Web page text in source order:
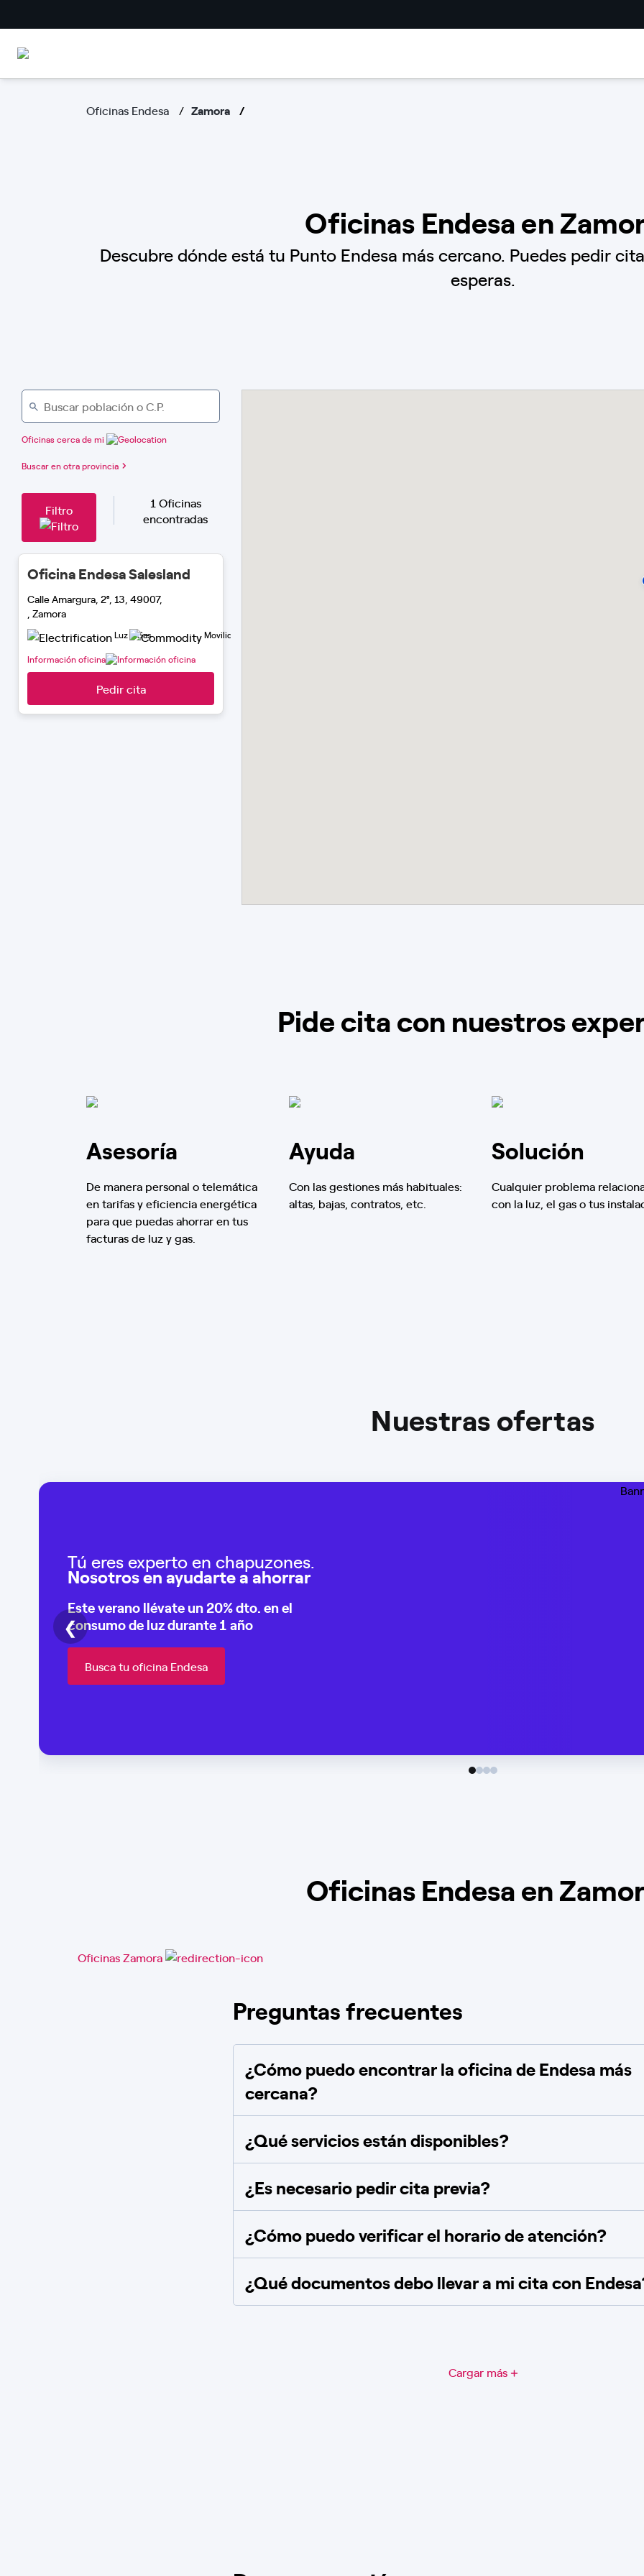
Oficinas Endesa Zamora
Oficinas Endesa en
Descubre dónde está tu Punto Endesa más cercano. Puedes pedir
esperas.
Oficinas cerca de mi
Buscar en otra provincia
Filtro
1 Oficinas
encontradas
Oficina Endesa Salesland
Calle Amargura, 2ª, 13, 49007,
, Zamora
Luz y Gas Movilidad Eléctrica
Información oficina
Pedir cita
Pide cita con nuestros
Asesoría
De manera personal o telemática
en tarifas y eficiencia energética
para que puedas ahorrar en tus
facturas de luz y gas.
Ayuda
Con las gestiones más habituales:
altas, bajas, contratos, etc.
Solución
Cualquier problema
con la luz, el gas o tus
Nuestras ofertas
Tú eres experto en chapuzones.
Nosotros en ayudarte a ahorrar
Este verano llévate un20% dto. en el
consumo deluz durante 1 año
Busca tu oficina Endesa
❮
Oficinas Endesa en
Oficinas Zamora
Preguntas frecuentes
¿Cómo puedo encontrar la oficina de Endesa más
cercana?
¿Qué servicios están disponibles?
¿Es necesario pedir cita previa?
¿Cómo puedo verificar el horario de atención?
¿Qué documentos debo llevar a mi cita con
Cargar más